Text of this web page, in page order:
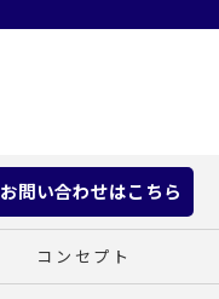
お問い合わせはこちら
コンセプト